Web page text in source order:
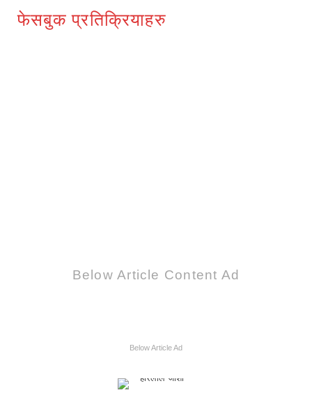
फेसबुक प्रतिक्रियाहरु
Below Article Content Ad
Below Article Ad